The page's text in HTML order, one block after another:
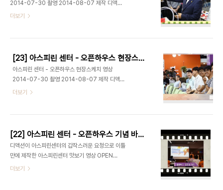
2014-07-30 촬영 2014-08-07 제작 디액션
(DACTION) 제작문의
더보기
[23] 아스피린 센터 - 오픈하우스 현장스케치 영상
아스피린 센터 - 오픈하우스 현장스케치 영상
2014-07-30 촬영 2014-08-07 제작 디액션
(DACTION) 제작문의
더보기
[22] 아스피린 센터 - 오픈하우스 기념 바이럴 영상
디액션이 아스피린센터의 갑작스러운 요청으로 이틀
만에 제작한 아스피린센터 맛보기 영상 OPEN
HOUSE 140730 a.m.10 ~, 태릉입구역 4~6번
더보기